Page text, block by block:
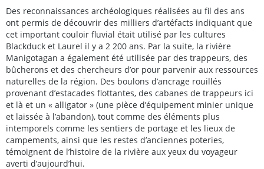
Des reconnaissances archéologiques réalisées au fil des ans
ont permis de découvrir des milliers d’artéfacts indiquant que
cet important couloir fluvial était utilisé par les cultures
Blackduck et Laurel il y a 2 200 ans. Par la suite, la rivière
Manigotagan a également été utilisée par des trappeurs, des
bûcherons et des chercheurs d’or pour parvenir aux ressources
naturelles de la région. Des boulons d’ancrage rouillés
provenant d’estacades flottantes, des cabanes de trappeurs ici
et là et un « alligator » (une pièce d’équipement minier unique
et laissée à l’abandon), tout comme des éléments plus
intemporels comme les sentiers de portage et les lieux de
campements, ainsi que les restes d’anciennes poteries,
témoignent de l’histoire de la rivière aux yeux du voyageur
averti d’aujourd’hui.